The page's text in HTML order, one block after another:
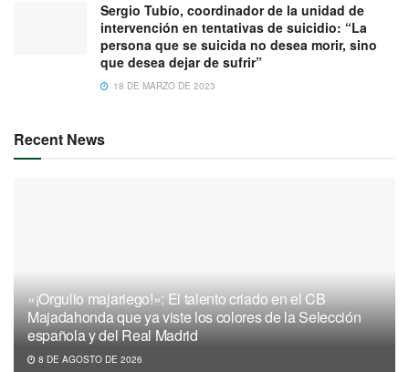
Sergio Tubío, coordinador de la unidad de
intervención en tentativas de suicidio: “La
persona que se suicida no desea morir, sino
que desea dejar de sufrir”
18 DE MARZO DE 2023
Recent News
«¡Orgullo majariego!»: El talento criado en el CB
Majadahonda que ya viste los colores de la Selección
española y del Real Madrid
8 DE AGOSTO DE 2026